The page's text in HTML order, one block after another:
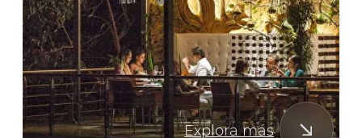
vibrantes con alta gastronomía y
baile.
Prestige
Un hotel galardonado, clasificado
entre los tres mejores de Manuel
Antonio y los diez mejores hoteles
de Costa Rica.